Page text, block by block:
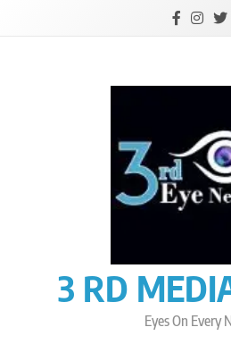
3 RD
Eyes On Every